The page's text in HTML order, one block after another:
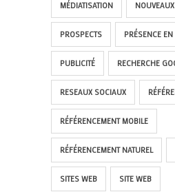
MÉDIATISATION
PROSPECTS PRÉSENCE
PUBLICITÉ RECHERCHE
RESEAUX SOCIAUX
RÉFÉRENCEMENT MOBILE
RÉFÉRENCEMENT NATUREL
SITES WEB SITE WEB